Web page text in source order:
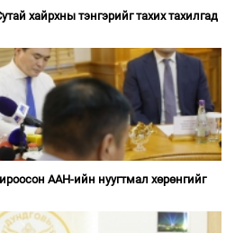
хайрхны тэнгэрийг тахих тахилгад
ААН-ийн нуугтмал хөрөнгийг